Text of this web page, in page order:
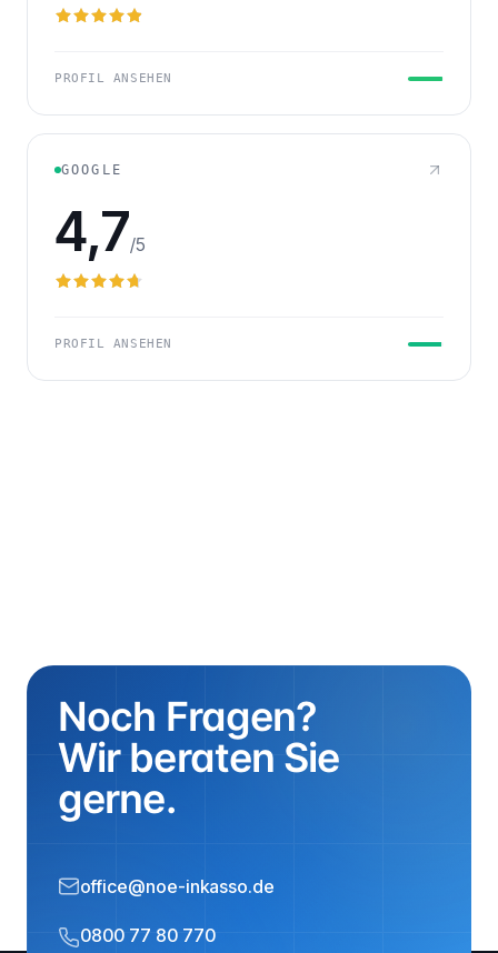
PROFIL ANSEHEN
GOOGLE
4,7/5
PROFIL ANSEHEN
Noch Fragen?
Wir beraten Sie
gerne.
office@noe-inkasso.de
0800 77 80 770